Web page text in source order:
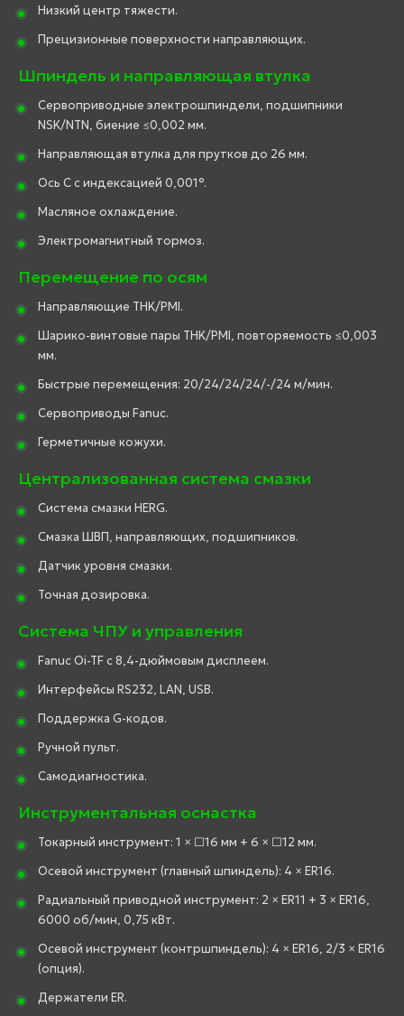
Низкий центр тяжести.
Прецизионные поверхности направляющих.
Шпиндель и направляющая втулка
Сервоприводные электрошпиндели, подшипники
NSK/NTN, биение ≤0,002 мм.
Направляющая втулка для прутков до 26 мм.
Ось C с индексацией 0,001°.
Масляное охлаждение.
Электромагнитный тормоз.
Перемещение по осям
Направляющие THK/PMI.
Шарико-винтовые пары THK/PMI, повторяемость ≤0,003
мм.
Быстрые перемещения: 20/24/24/24/-/24 м/мин.
Сервоприводы Fanuc.
Герметичные кожухи.
Централизованная система смазки
Система смазки HERG.
Смазка ШВП, направляющих, подшипников.
Датчик уровня смазки.
Точная дозировка.
Система ЧПУ и управления
Fanuc Oi-TF с 8,4-дюймовым дисплеем.
Интерфейсы RS232, LAN, USB.
Поддержка G-кодов.
Ручной пульт.
Самодиагностика.
Инструментальная оснастка
Токарный инструмент: 1 × □16 мм + 6 × □12 мм.
Осевой инструмент (главный шпиндель): 4 × ER16.
Радиальный приводной инструмент: 2 × ER11 + 3 × ER16,
6000 об/мин, 0,75 кВт.
Осевой инструмент (контршпиндель): 4 × ER16, 2/3 × ER16
(опция).
Держатели ER.